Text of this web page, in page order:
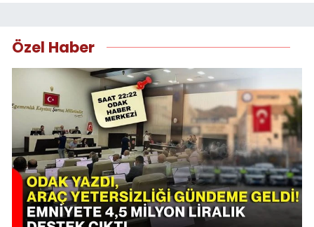
Özel Haber